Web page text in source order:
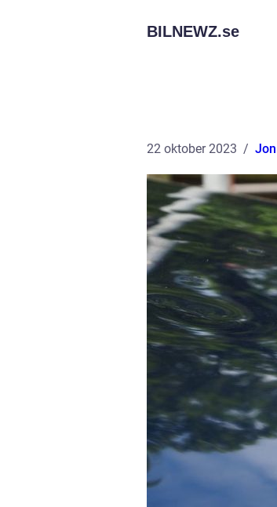
BILNEWZ.se
22 oktober 2023